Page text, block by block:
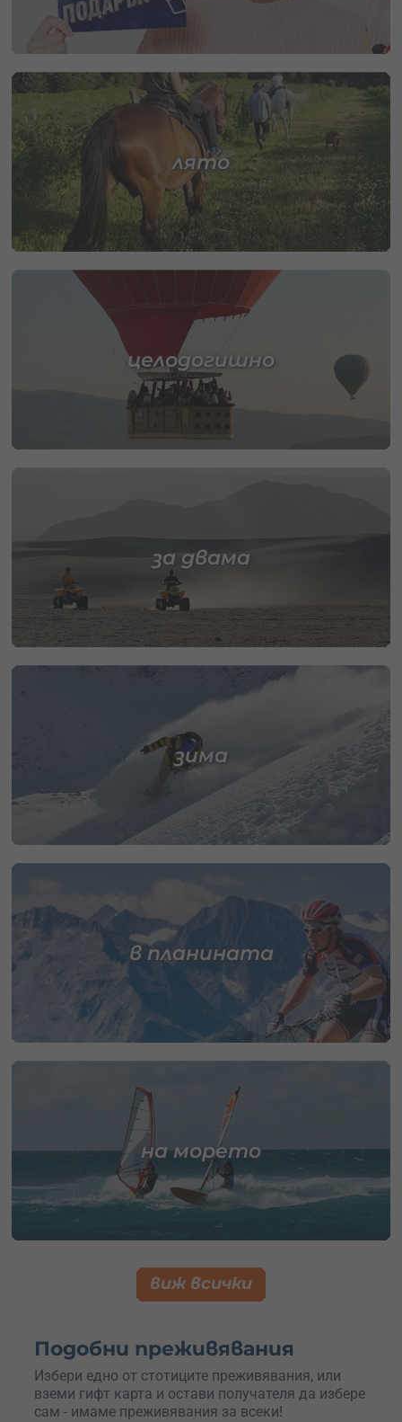
лято
целодогишно
за двама
зима
в планината
на морето
виж всички
Подобни преживявания
Избери едно от стотиците преживявания, или
вземи гифт карта и остави получателя да избере
сам - имаме преживявания за всеки!